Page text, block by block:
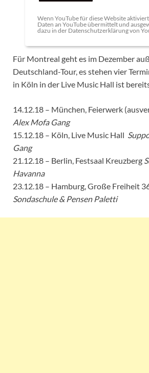
Wenn YouTube für diese Website
Daten an YouTube übermittelt und
dazu in der Datenschutzerklärung von
Für Montreal geht es im Dezember
Deutschland-Tour, es stehen vier
in Köln in der Live Music Hall ist
14.12.18 – München, Feierwerk
Alex Mofa Gang
15.12.18 – Köln, Live Music Hall
Gang
21.12.18 – Berlin, Festsaal Kreuzberg
Havanna
23.12.18 – Hamburg, Große Freiheit
Sondaschule & Pensen Paletti